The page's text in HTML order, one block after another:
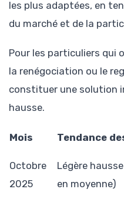
les plus adaptées, en
du marché et de la
Pour les particuliers qui
la renégociation ou le
constituer une solution
hausse.
Mois Tendance
Octobre
2025
Légère
en moyenne)